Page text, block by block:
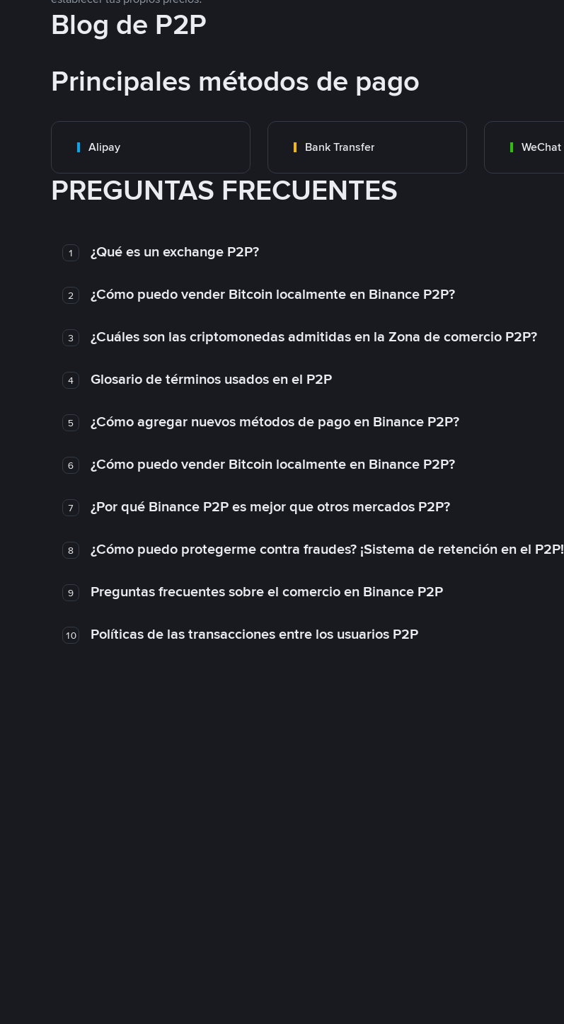
Blog de P2P
Principales métodos de pago
Alipay Bank Transfer WeChat
PREGUNTAS FRECUENTES
1 ¿Qué es un exchange P2P?
2 ¿Cómo puedo vender Bitcoin localmente en Binance P2P?
3 ¿Cuáles son las criptomonedas admitidas en la Zona de comercio P2P?
4 Glosario de términos usados en el P2P
5 ¿Cómo agregar nuevos métodos de pago en Binance P2P?
6 ¿Cómo puedo vender Bitcoin localmente en Binance P2P?
7 ¿Por qué Binance P2P es mejor que otros mercados P2P?
8 ¿Cómo puedo protegerme contra fraudes? ¡Sistema de retención en el P2P!
9 Preguntas frecuentes sobre el comercio en Binance P2P
10 Políticas de las transacciones entre los usuarios P2P